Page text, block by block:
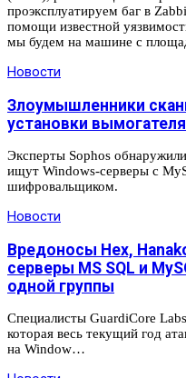
проэксплуатируем баг в
помощи известной
мы будем на машине с
Новости
Злоумышленники
установки
Эксперты Sophos
ищут Windows-серверы с
шифровальщиком.
Новости
Вредоносы Hex,
серверы MS SQL и
одной группы
Специалисты GuardiCore
которая весь текущий год
на Window…